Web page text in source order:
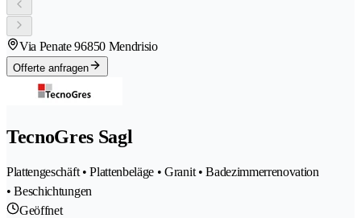
Via Penate 96850 Mendrisio
Offerte anfragen
TecnoGres Sagl
Plattengeschäft • Plattenbeläge • Granit • Badezimmerrenovation
• Beschichtungen
Geöffnet